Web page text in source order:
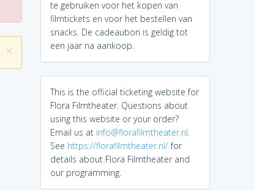
×
te gebruiken voor het kopen van
filmtickets en voor het bestellen van
snacks. De cadeaubon is geldig tot
een jaar na aankoop.
This is the official ticketing website for
Flora Filmtheater. Questions about
using this website or your order?
Email us at info@florafilmtheater.nl.
See https://florafilmtheater.nl/for
details about Flora Filmtheater and
our programming.